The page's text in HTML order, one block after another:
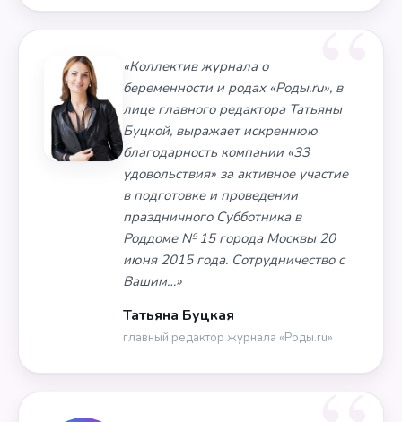
«Коллектив журнала о
беременности и родах «Роды.ru», в
лице главного редактора Татьяны
Буцкой, выражает искреннюю
благодарность компании «33
удовольствия» за активное участие
в подготовке и проведении
праздничного Субботника в
Роддоме № 15 города Москвы 20
июня 2015 года. Сотрудничество с
Вашим…»
Татьяна Буцкая
главный редактор журнала «Роды.ru»